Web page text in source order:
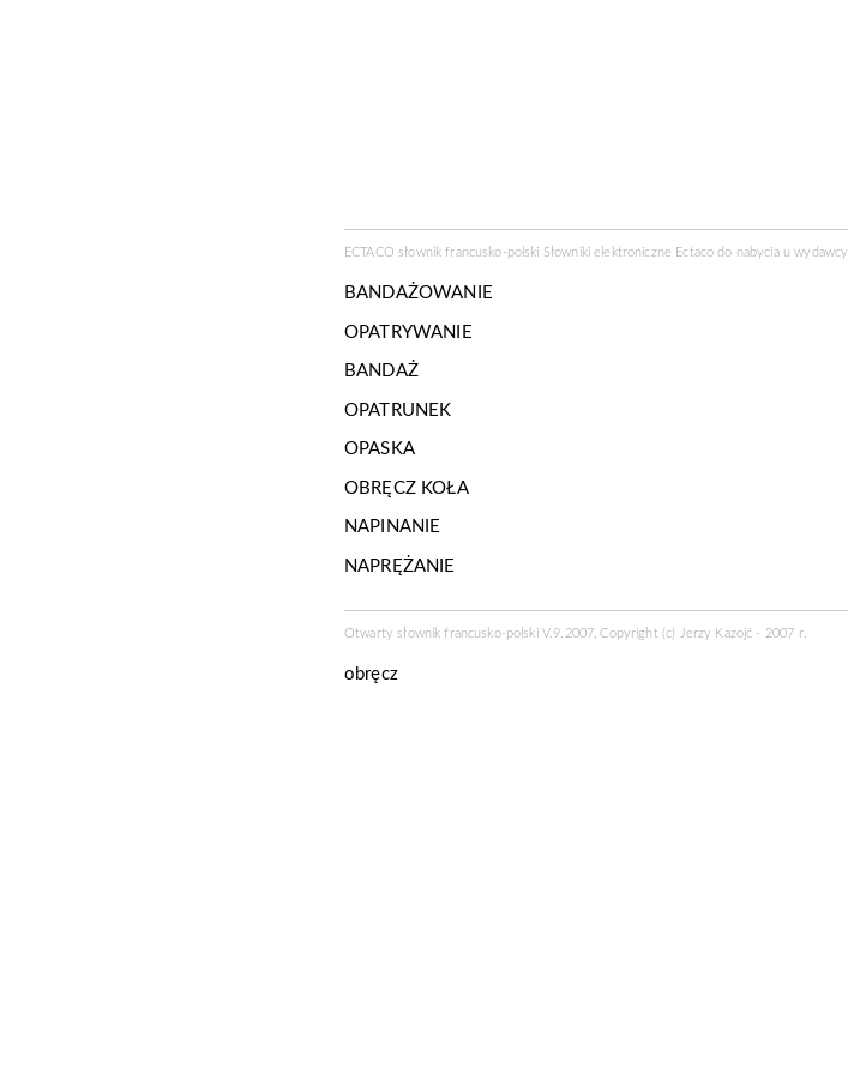
ECTACO słownik francusko-polski Słowniki elektroniczne Ectaco do nabycia uwydawcy
BANDAŻOWANIE
OPATRYWANIE
BANDAŻ
OPATRUNEK
OPASKA
OBRĘCZ KOŁA
NAPINANIE
NAPRĘŻANIE
Otwarty słownik francusko-polski V.9.2007, Copyright (c) Jerzy Kazojć - 2007 r.
obręcz